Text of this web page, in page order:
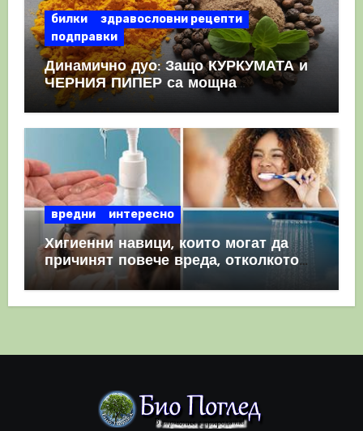
билки
здравословни рецепти
подправки
Динамично дуо: Защо КУРКУМАТА и
ЧЕРНИЯ ПИПЕР са мощна
комбинация
вредни интересно
Хигиенни навици, които могат да
причинят повече вреда, отколкото
полза